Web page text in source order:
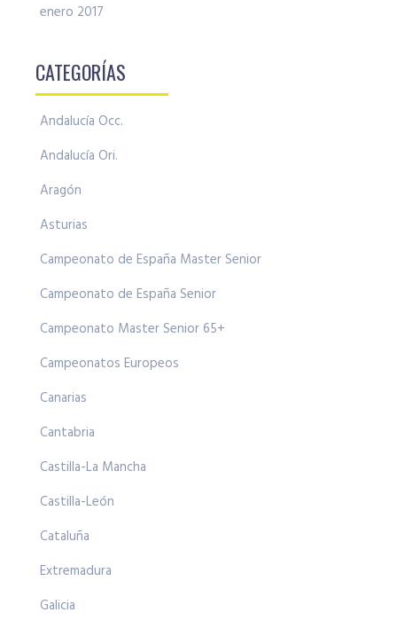
enero 2017
CATEGORÍAS
Andalucía Occ.
Andalucía Ori.
Aragón
Asturias
Campeonato de España Master Senior
Campeonato de España Senior
Campeonato Master Senior 65+
Campeonatos Europeos
Canarias
Cantabria
Castilla-La Mancha
Castilla-León
Cataluña
Extremadura
Galicia